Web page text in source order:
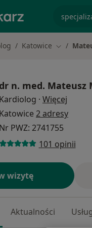
Katowice Zmień
dr n. med. Mateusz
Kardiolog · Więcej
Katowice 2 adresy
Nr PWZ: 2741755
101 opinii
wizytę
Aktualności